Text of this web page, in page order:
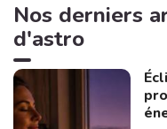
Nos derniers
d'astro